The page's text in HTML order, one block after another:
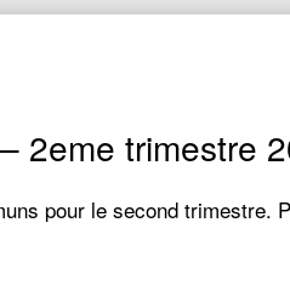
2eme trimestre
pour le second trimestre.